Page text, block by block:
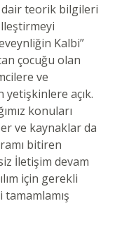
dair teorik bilgileri
Kalbi”
çocuğu olan
ve
açık.
konuları
ve kaynaklar da
bitiren
İletişim devam
için gerekli
tamamlamış